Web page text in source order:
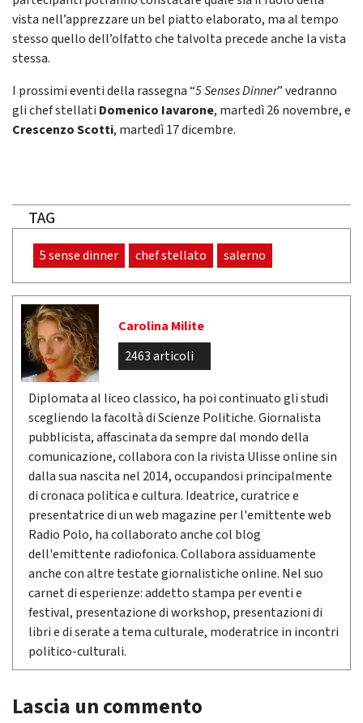
vista nell’apprezzare un bel piatto elaborato, ma al tempo
stesso quello dell’olfatto che talvolta precede anche la vista
stessa.
I prossimi eventi della rassegna “5 Senses Dinner” vedranno
gli chef stellati Domenico Iavarone, martedì 26 novembre, e
Crescenzo Scotti, martedì 17 dicembre.
TAG
5 sense dinner chef stellato salerno
Carolina Milite
2463 articoli
Diplomata al liceo classico, ha poi continuato gli studi
scegliendo la facoltà di Scienze Politiche. Giornalista
pubblicista, affascinata da sempre dal mondo della
comunicazione, collabora con la rivista Ulisse online sin
dalla sua nascita nel 2014, occupandosi principalmente
di cronaca politica e cultura. Ideatrice, curatrice e
presentatrice di un web magazine per l'emittente web
Radio Polo, ha collaborato anche col blog
dell'emittente radiofonica. Collabora assiduamente
anche con altre testate giornalistiche online. Nel suo
carnet di esperienze: addetto stampa per eventi e
festival, presentazione di workshop, presentazioni di
libri e di serate a tema culturale, moderatrice in incontri
politico-culturali.
Lascia un commento